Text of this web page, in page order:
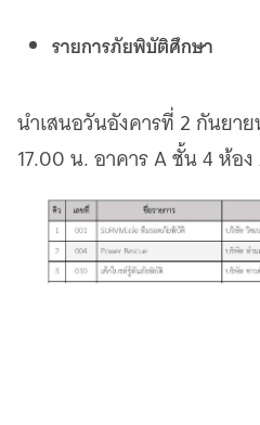
รายการภัยพิบัติศึกษา
นำเสนอวันอังคารที่ 2 กันยา
17.00 น. อาคาร A ชั้น 4 ห้อ